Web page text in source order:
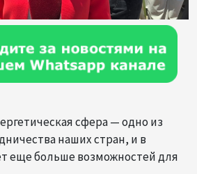
сфера — одно из
наших стран, и в
еще больше возможностей для